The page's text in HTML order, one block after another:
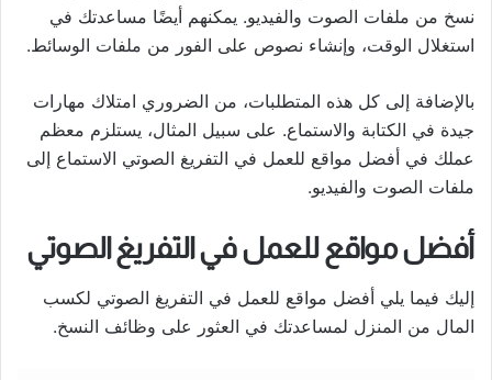
نسخ من ملفات الصوت والفيديو. يمكنهم أيضًا مساعدتك في
استغلال الوقت، وإنشاء نصوص على الفور من ملفات الوسائط.
بالإضافة إلى كل هذه المتطلبات، من الضروري امتلاك مهارات
جيدة في الكتابة والاستماع. على سبيل المثال، يستلزم معظم
عملك في أفضل مواقع للعمل في التفريغ الصوتي الاستماع إلى
ملفات الصوت والفيديو.
أفضل مواقع للعمل في التفريغ الصوتي
إليك فيما يلي أفضل مواقع للعمل في التفريغ الصوتي لكسب
المال من المنزل لمساعدتك في العثور على وظائف النسخ.